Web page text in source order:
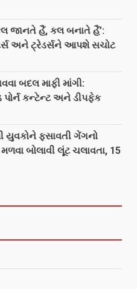
જાનતે હૈં, કલ બનાતે હૈં’:
અને ટ્રેડર્સને આપશે સચોટ
બદલ માફી માંગી:
પોર્ન કન્ટેન્ટ અને ડીપફેક
યુવકોને ફસાવતી ગેંગનો
મળવા બોલાવી લૂંટ ચલાવતા, 15